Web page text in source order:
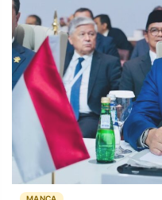
DAERAH NASIONAL
MANCA SPORT
INFORMASI
PRIVACY
POLICY
BERITA
WARGA
INFORMASI
IKLAN
KIRIM